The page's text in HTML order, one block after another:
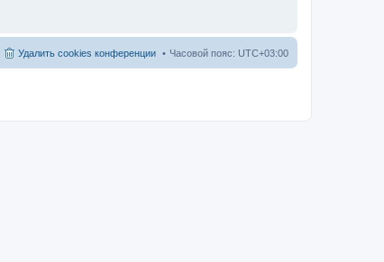
Часовой пояс: UTC+03:00
Удалить cookies конференции